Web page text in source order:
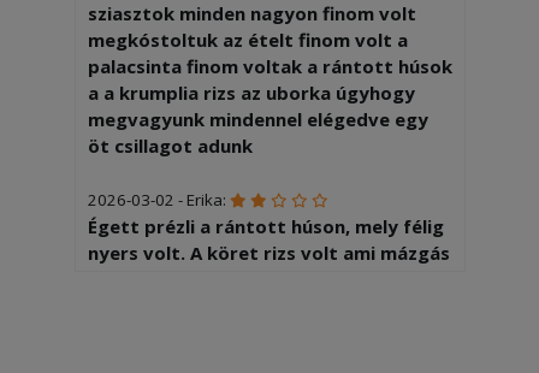
sziasztok minden nagyon finom volt
megkóstoltuk az ételt finom volt a
palacsinta finom voltak a rántott húsok
a a krumplia rizs az uborka úgyhogy
megvagyunk mindennel elégedve egy
öt csillagot adunk
2026-03-02 - Erika:
Égett prézli a rántott húson, mely félig
nyers volt. A köret rizs volt ami mázgás